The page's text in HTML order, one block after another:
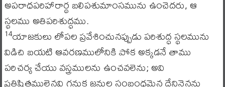
అపరాధపరిహారార్థ బలిపశుమాంసమును ఉంచెదరు, ఆ
స్థలము అతిపరిశుద్ధము.
14యాజకులు లోపల ప్రవేశించునప్పుడు పరిశుద్ధ స్థలమును
విడిచి బయటి ఆవరణములోనికి పోక అక్కడనే తాము
పరిచర్య చేయు వస్త్రములను ఉంచవలెను; అవి
ప్రతిష్ఠితములైనవి గనుక జనుల సంబంధమైన దేనినైనను